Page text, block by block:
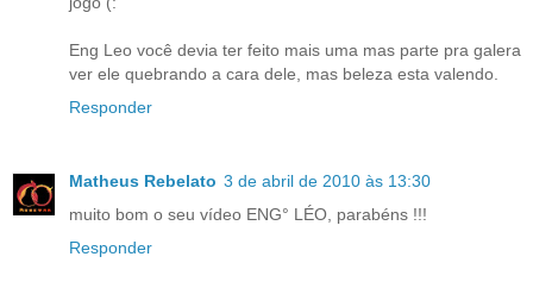
Eng Leo você devia ter feito mais uma mas parte pra galera
ver ele quebrando a cara dele, mas beleza esta valendo.
Responder
Matheus Rebelato 3 de abril de 2010 às 13:30
muito bom o seu vídeo ENG° LÉO, parabéns !!!
Responder